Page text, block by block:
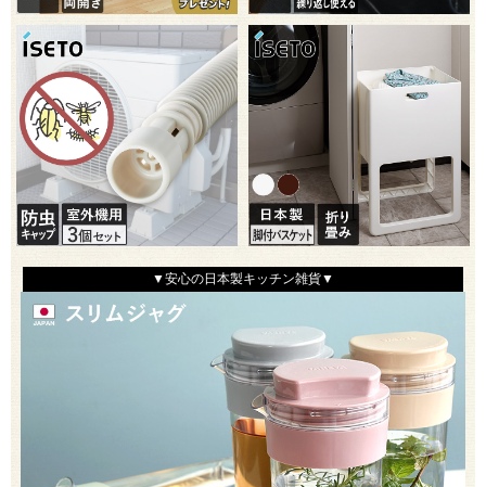
▼安心の日本製キッチン雑貨▼